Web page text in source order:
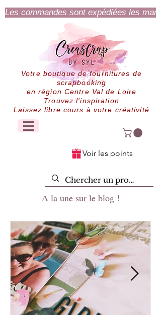
Les commandes sont expédiées les
Votre boutique de fournitures de
scrapbooking
en région Centre Val de Loire
Trouvez l'inspiration
Laissez libre cours à votre créativité
Voir les points
A la une sur le blog !